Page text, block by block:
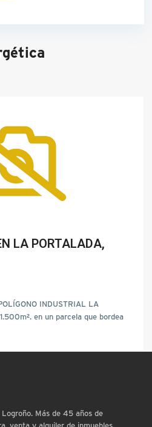
LA PORTALADA,
INDUSTRIAL LA
en un parcela que bordea
Más de 45 años de